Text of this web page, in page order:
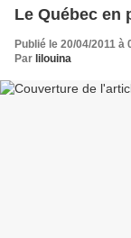
Le Québec en
Publié le 20/04/2011 à
Par lilouina